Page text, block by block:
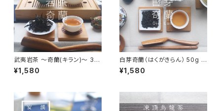
紅茶 Black Tea
武夷岩茶 〜奇蘭(キラン)〜 30
g - Qi Lan - 中国茶 烏龍茶 福
建省武夷山
¥1,580
白芽奇蘭（はくがきらん） 50g -
Qi Lan - 中国茶 烏龍茶 福建
省 平和県
¥1,580